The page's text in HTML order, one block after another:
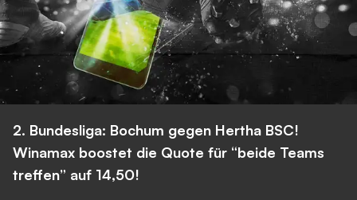
2. Bundesliga: Bochum gegen Hertha BSC!
Winamax boostet die Quote für “beide Teams
treffen” auf 14,50!